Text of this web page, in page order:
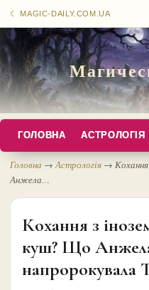
☾ MAGIC-DAILY.COM.UA
ГОЛОВНА АСТРОЛОГІЯ
Головна → Астрологія →
Анжела…
Кохання з
куш? Що
напророкувала